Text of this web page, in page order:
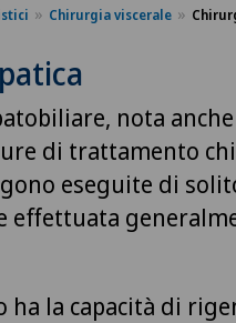
Chirurgia viscerale
nota
di trattamento
eseguite di
effettuata
ha la capacità di